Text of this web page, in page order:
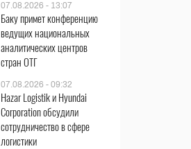
07.08.2026 - 13:07
Баку примет конференцию
ведущих национальных
аналитических центров
стран ОТГ
07.08.2026 - 09:32
Hazar Logistik и Hyundai
Corporation обсудили
сотрудничество в сфере
логистики